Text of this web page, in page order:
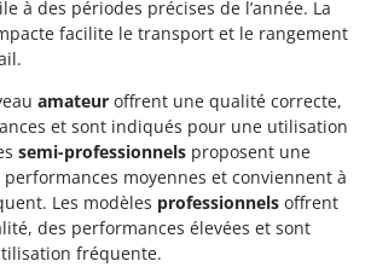
à des périodes précises de l’année. La
facilite le transport et le rangement
amateur offrent une qualité correcte,
et sont indiqués pour une utilisation
semi-professionnels proposent une
moyennes et conviennent à
Les modèles professionnels offrent
des performances élevées et sont
fréquente.